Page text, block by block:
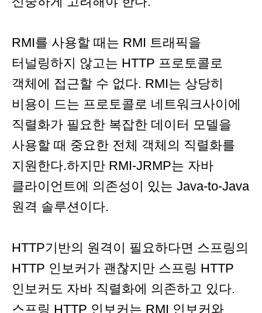
RMI를 사용할 때는 RMI 트래픽을
터널링하지 않고는 HTTP 프로토콜로
객체에 접근할 수 없다. RMI는 상당히
비용이 드는 프로토콜로 네트워크사이에
직렬화가 필요한 복잡한 데이터 모델을
사용할 때 중요한 전체 객체의 직렬화를
지원한다.하지만 RMI-JRMP는 자바
클라이언트에 의존성이 있는 Java-to-Java
원격 솔루션이다.
HTTP기반의 원격이 필요하다면 스프링의
HTTP 인보커가 괜찮지만 스프링 HTTP
인보커도 자바 직렬화에 의존하고 있다.
스프링 HTTP 인보커는 RMI 인보커와